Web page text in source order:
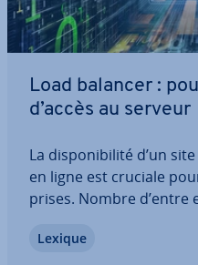
Load balancer :
d’accès au serveur
La dis­po­ni­bi­lité d’un
en ligne est cruciale
prises. Nombre d’entre
les requêtes vers les
Lexique